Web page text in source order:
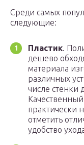
Среди самых
следующие:
Пластик.
дешево
материала
различных
числе стенки
практически
отметить
удобство